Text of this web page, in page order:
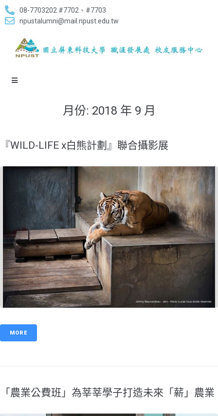
08-7703202 #7702、#7703
npustalumni@mail.npust.edu.tw
月份: 2018 年 9 月
『WILD-LIFE x白熊計劃』聯合攝影展
MORE
「農業公費班」為莘莘學子打造未來「薪」農業